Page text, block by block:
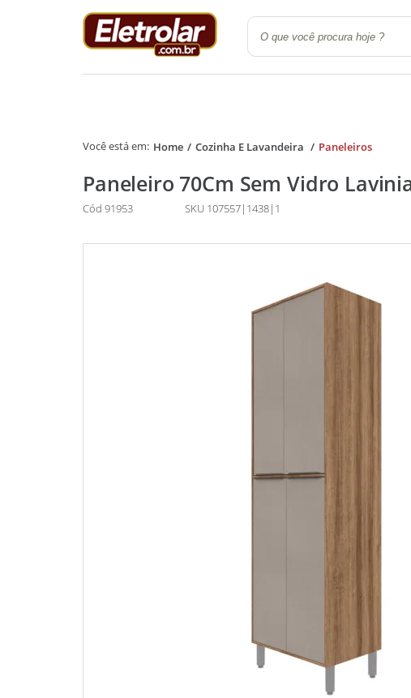
Quarto
Home Cozinha E Lavandeira Paneleiros
Paneleiro 70Cm Sem Vidro
Cód 91953 SKU 107557|1438|1